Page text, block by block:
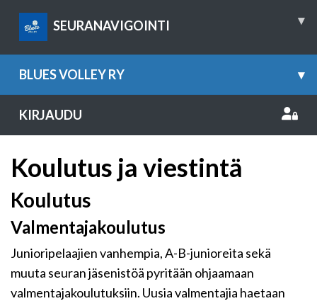
SEURANAVIGOINTI ▾
BLUES VOLLEY RY ▾
KIRJAUDU
Koulutus ja viestintä
Koulutus
Valmentajakoulutus
Junioripelaajien vanhempia, A-B-junioreita sekä
muuta seuran jäsenistöä pyritään ohjaamaan
valmentajakoulutuksiin. Uusia valmentajia haetaan